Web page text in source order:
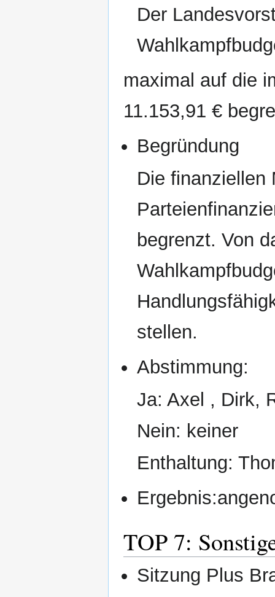
Der
maximal auf die
11.153,91 €
Begründung
Die finanziellen
begrenzt. Von
stellen.
Abstimmung:
Ja: Axel , Dirk,
Nein: keiner
Enthaltung:
TOP 7:
Sitzung Plus